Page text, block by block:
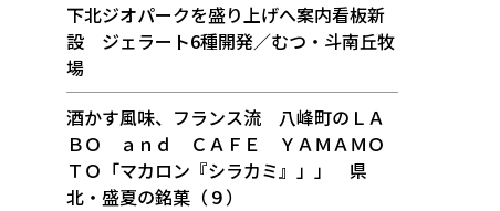
下北ジオパークを盛り上げへ案内看板新
設 ジェラート6種開発／むつ・斗南丘牧
場
酒かす風味、フランス流 八峰町のＬＡ
ＢＯ ａｎｄ ＣＡＦＥ ＹＡＭＡＭＯ
ＴＯ「マカロン『シラカミ』」」 県
北・盛夏の銘菓（９）